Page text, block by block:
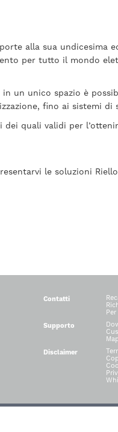
alla sua undicesima
per tutto il mondo
un unico spazio è
fino ai sistemi di
quali validi per
le soluzioni
Contatti
Supporto
Disclaimer